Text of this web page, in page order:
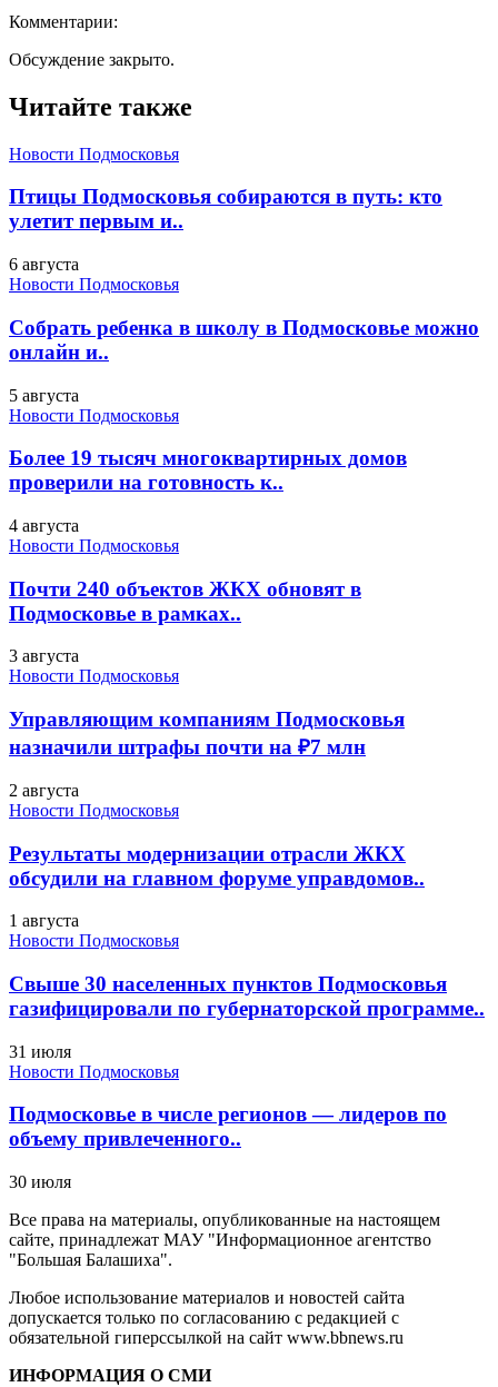
Комментарии:
Обсуждение закрыто.
Читайте также
Новости Подмосковья
Птицы Подмосковья собираются в путь: кто
улетит первым и..
6 августа
Новости Подмосковья
Собрать ребенка в школу в Подмосковье можно
онлайн и..
5 августа
Новости Подмосковья
Более 19 тысяч многоквартирных домов
проверили на готовность к..
4 августа
Новости Подмосковья
Почти 240 объектов ЖКХ обновят в
Подмосковье в рамках..
3 августа
Новости Подмосковья
Управляющим компаниям Подмосковья
назначили штрафы почти на ₽7 млн
2 августа
Новости Подмосковья
Результаты модернизации отрасли ЖКХ
обсудили на главном форуме управдомов..
1 августа
Новости Подмосковья
Свыше 30 населенных пунктов Подмосковья
газифицировали по губернаторской программе..
31 июля
Новости Подмосковья
Подмосковье в числе регионов — лидеров по
объему привлеченного..
30 июля
Все права на материалы, опубликованные на настоящем
сайте, принадлежат МАУ "Информационное агентство
"Большая Балашиха".
Любое использование материалов и новостей сайта
допускается только по согласованию с редакцией с
обязательной гиперссылкой на сайт www.bbnews.ru
ИНФОРМАЦИЯ О СМИ